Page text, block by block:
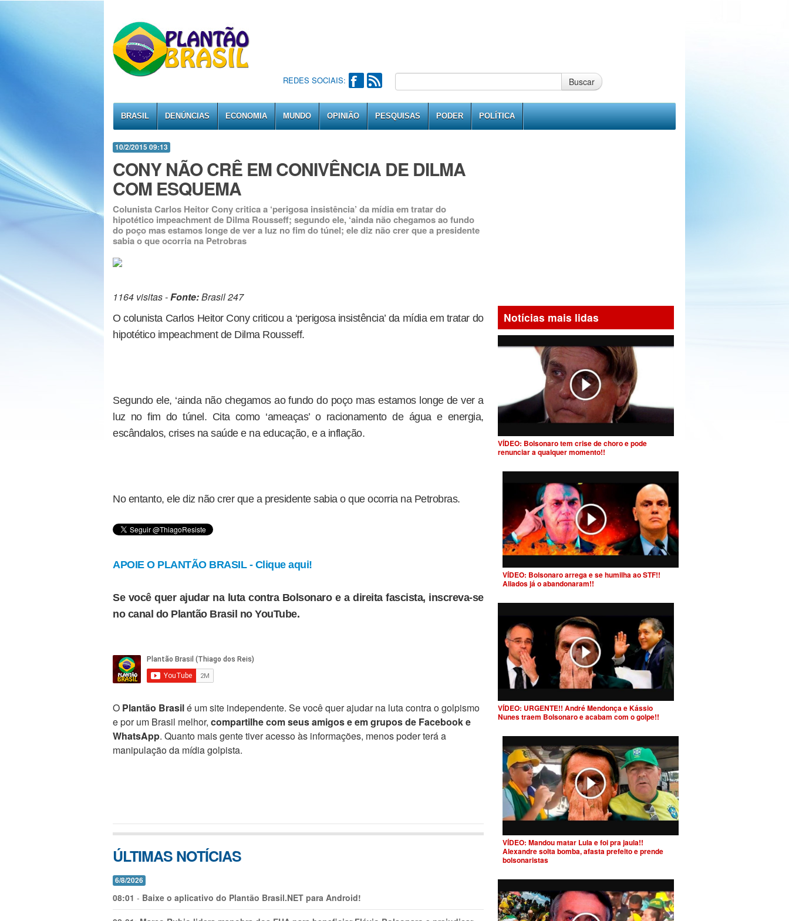
REDES SOCIAIS: Buscar
BRASIL DENÚNCIAS ECONOMIA MUNDO OPINIÃO PESQUISAS PODER POLÍTICA
10/2/2015 09:13
CONY NÃO CRÊ EM CONIVÊNCIA DE DILMA
COM ESQUEMA
Colunista Carlos Heitor Cony critica a ‘perigosa insistência’ da mídia em tratar do
hipotético impeachment de Dilma Rousseff; segundo ele, ‘ainda não chegamos ao fundo
do poço mas estamos longe de ver a luz no fim do túnel; ele diz não crer que a presidente
sabia o que ocorria na Petrobras
1164 visitas -Fonte:Brasil 247
O colunista Carlos Heitor Cony criticou a ‘perigosa insistência’ da mídia em tratar do
hipotético impeachment de Dilma Rousseff.
Segundo ele, ‘ainda não chegamos ao fundo do poço mas estamos longe de ver a
luz no fim do túnel. Cita como ‘ameaças’ o racionamento de água e energia,
escândalos, crises na saúde e na educação, e a inflação.
No entanto, ele diz não crer que a presidente sabia o que ocorria na Petrobras.
APOIE O PLANTÃO BRASIL - Clique aqui!
Se você quer ajudar na luta contra Bolsonaro e a direita fascista, inscreva-se
no canal do Plantão Brasil no YouTube.
O Plantão Brasilé um site independente. Se você quer ajudar na luta contra o golpismo
e por um Brasil melhor, compartilhe com seus amigos e em grupos de Facebook e
WhatsApp. Quanto mais gente tiver acesso às informações, menos poder terá a
manipulação da mídia golpista.
ÚLTIMAS NOTÍCIAS
6/8/2026
08:01 - Baixe o aplicativo do Plantão Brasil.NET para Android!
Notícias mais lidas
VÍDEO: Bolsonaro tem crise de choro e pode
renunciar a qualquer momento!!
VÍDEO: Bolsonaro arrega e se humilha ao STF!!
Aliados já o abandonaram!!
VÍDEO: URGENTE!! André Mendonça e Kássio
Nunes traem Bolsonaro e acabam com o golpe!!
VÍDEO: Mandou matar Lula e foi pra jaula!!
Alexandre solta bomba, afasta prefeito e prende
bolsonaristas